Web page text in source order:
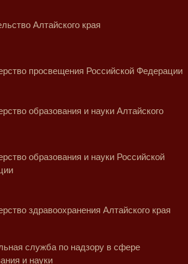
Алтайского края
просвещения Российской Федерации
образования и науки Алтайского
образования и науки Российской
здравоохранения Алтайского края
служба по надзору в сфере
и науки